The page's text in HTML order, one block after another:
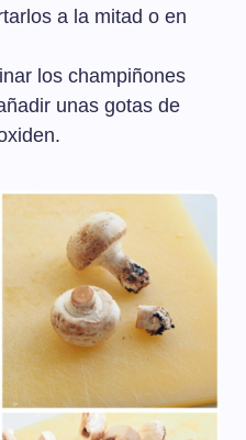
a la mitad o en
los champiñones
unas gotas de